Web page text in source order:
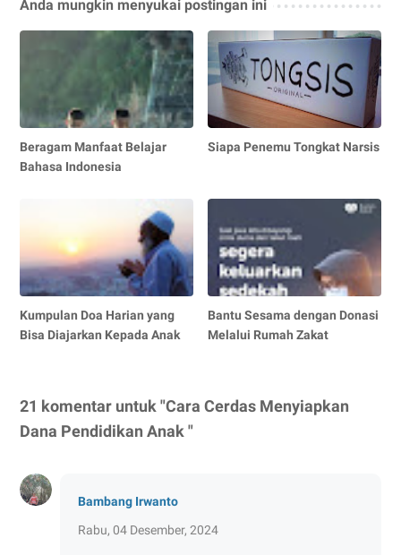
Anda mungkin menyukai postingan ini
Beragam Manfaat Belajar
Bahasa Indonesia
Siapa Penemu Tongkat Narsis
Kumpulan Doa Harian yang
Bisa Diajarkan Kepada Anak
Bantu Sesama dengan Donasi
Melalui Rumah Zakat
21 komentar untuk "Cara Cerdas Menyiapkan
Dana Pendidikan Anak "
Bambang Irwanto
Rabu, 04 Desember, 2024